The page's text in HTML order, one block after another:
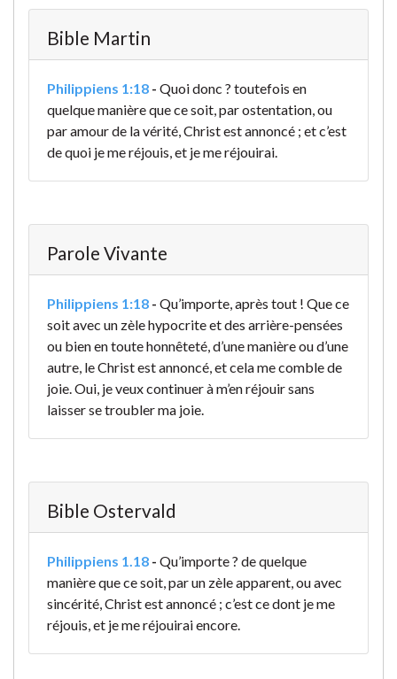
Bible Martin
Philippiens 1:18 - Quoi donc ? toutefois en
quelque manière que ce soit, par ostentation, ou
par amour de la vérité, Christ est annoncé ; et c’est
de quoi je me réjouis, et je me réjouirai.
Parole Vivante
Philippiens 1:18 - Qu’importe, après tout ! Que ce
soit avec un zèle hypocrite et des arrière-pensées
ou bien en toute honnêteté, d’une manière ou d’une
autre, le Christ est annoncé, et cela me comble de
joie. Oui, je veux continuer à m’en réjouir sans
laisser se troubler ma joie.
Bible Ostervald
Philippiens 1.18 - Qu’importe ? de quelque
manière que ce soit, par un zèle apparent, ou avec
sincérité, Christ est annoncé ; c’est ce dont je me
réjouis, et je me réjouirai encore.